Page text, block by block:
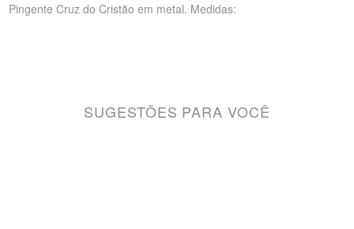
Pingente Cruz do Cristão em metal. Medidas:
SUGESTÕES PARA VOCÊ